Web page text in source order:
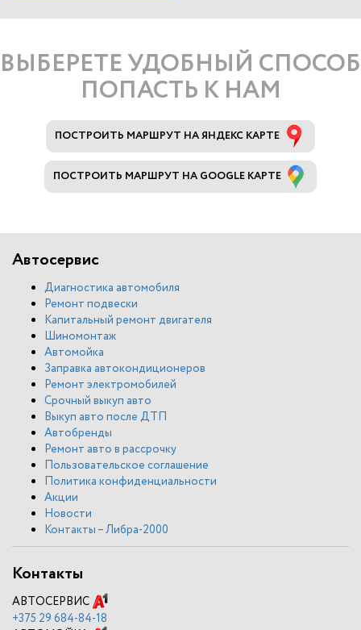
ВЫБЕРЕТЕ УДОБНЫЙ СПОСОБ
ПОПАСТЬ К НАМ
ПОСТРОИТЬ МАРШРУТ НА ЯНДЕКС КАРТЕ
ПОСТРОИТЬ МАРШРУТ НА GOOGLE КАРТЕ
Автосервис
Диагностика автомобиля
Ремонт подвески
Капитальный ремонт двигателя
Шиномонтаж
Автомойка
Заправка автокондиционеров
Ремонт электромобилей
Срочный выкуп авто
Выкуп авто после ДТП
Автобренды
Ремонт авто в рассрочку
Пользовательское соглашение
Политика конфиденциальности
Акции
Новости
Контакты – Либра-2000
Контакты
АВТОСЕРВИС
+375 29 684-84-18